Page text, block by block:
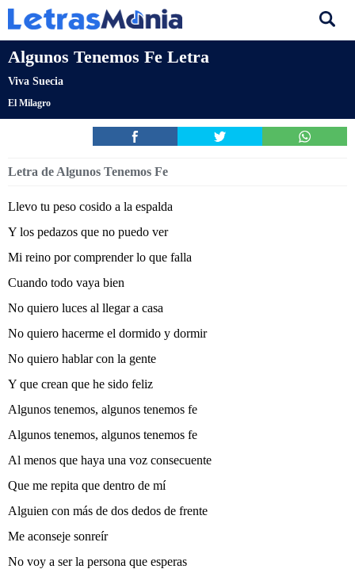
Algunos Tenemos Fe Letra
Viva Suecia
El Milagro
Letra de Algunos Tenemos Fe
Llevo tu peso cosido a la espalda
Y los pedazos que no puedo ver
Mi reino por comprender lo que falla
Cuando todo vaya bien
No quiero luces al llegar a casa
No quiero hacerme el dormido y dormir
No quiero hablar con la gente
Y que crean que he sido feliz
Algunos tenemos, algunos tenemos fe
Algunos tenemos, algunos tenemos fe
Al menos que haya una voz consecuente
Que me repita que dentro de mí
Alguien con más de dos dedos de frente
Me aconseje sonreír
No voy a ser la persona que esperas